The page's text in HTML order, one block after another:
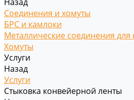
Соединения и хомуты
БРС и камлоки
Металлические соединения
Хомуты
Услуги
Назад
Услуги
Стыковка конвейерной ленты